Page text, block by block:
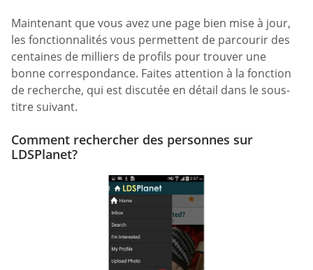
Maintenant que vous avez une page bien mise à jour,
les fonctionnalités vous permettent de parcourir des
centaines de milliers de profils pour trouver une
bonne correspondance. Faites attention à la fonction
de recherche, qui est discutée en détail dans le sous-
titre suivant.
Comment rechercher des personnes sur
LDSPlanet?